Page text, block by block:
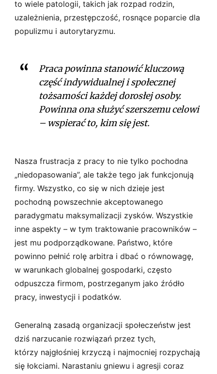
to wiele patologii, takich jak rozpad rodzin,
uzależnienia, przestępczość, rosnące poparcie dla
populizmu i autorytaryzmu.
Praca powinna stanowić kluczową
część indywidualnej i społecznej
tożsamości każdej dorosłej osoby.
Powinna ona służyć szerszemu celowi
– wspierać to, kim się jest.
Nasza frustracja z pracy to nie tylko pochodna
„niedopasowania”, ale także tego jak funkcjonują
firmy. Wszystko, co się w nich dzieje jest
pochodną powszechnie akceptowanego
paradygmatu maksymalizacji zysków. Wszystkie
inne aspekty – w tym traktowanie pracowników –
jest mu podporządkowane. Państwo, które
powinno pełnić rolę arbitra i dbać o równowagę,
w warunkach globalnej gospodarki, często
odpuszcza firmom, postrzeganym jako źródło
pracy, inwestycji i podatków.
Generalną zasadą organizacji społeczeństw jest
dziś narzucanie rozwiązań przez tych,
którzy najgłośniej krzyczą i najmocniej rozpychają
się łokciami. Narastaniu gniewu i agresji coraz